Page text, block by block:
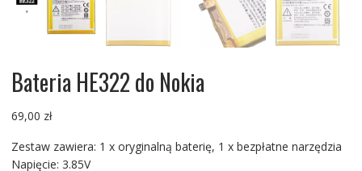
Bateria HE322 do Nokia
69,00 zł
Zestaw zawiera: 1 x oryginalną baterię, 1 x bezpłatne narzędzia
Napięcie: 3.85V